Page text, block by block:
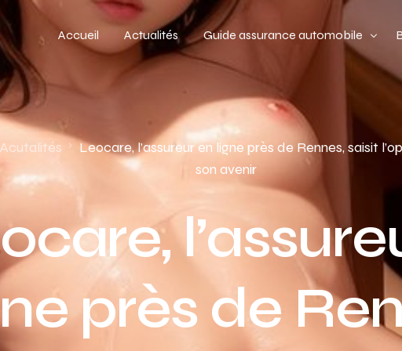
Accueil Actualités Guide assurance automobile
Types de véhicules
Profil de conducteur
Budget assurance automobile
Acutalités
Leocare, l’assureur en ligne près de Rennes, saisit
son avenir
près de